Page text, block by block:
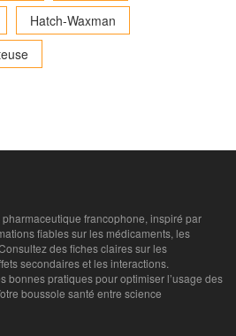
Hatch-Waxman
francophone, inspiré par
fiables sur les médicaments, les
des fiches claires sur les
secondaires et les interactions.
bonnes pratiques pour optimiser l’usage des
boussole santé entre science